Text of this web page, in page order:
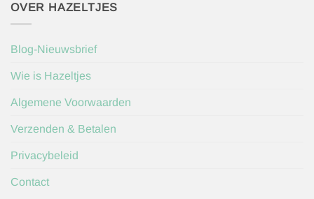
OVER HAZELTJES
Blog-Nieuwsbrief
Wie is Hazeltjes
Algemene Voorwaarden
Verzenden & Betalen
Privacybeleid
Contact